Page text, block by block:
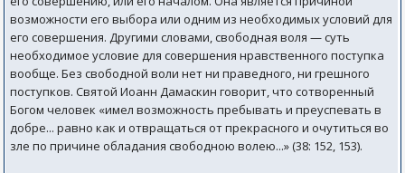
возможности его выбора или одним из необходимых условий для
его совершения. Другими словами, свободная воля — суть
необходимое условие для совершения нравственного поступка
вообще. Без свободной воли нет ни праведного, ни грешного
поступков. Святой Иоанн Дамаскин говорит, что сотворенный
Богом человек «имел возможность пребывать и преуспевать в
добре... равно как и отвращаться от прекрасного и очутиться во
зле по причине обладания свободною волею...» (38: 152, 153).